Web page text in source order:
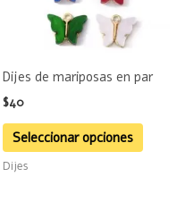
Dijes de mariposas en par
$40
Seleccionar opciones
pueden
la
Dijes